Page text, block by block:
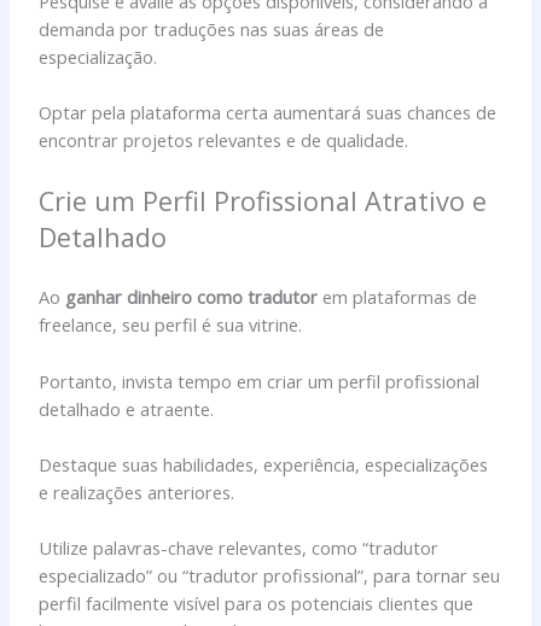
demanda por traduções nas suas áreas de
especialização.
Optar pela plataforma certa aumentará suas chances de
encontrar projetos relevantes e de qualidade.
Crie um Perfil Profissional Atrativo e
Detalhado
Ao ganhar dinheiro como tradutor em plataformas de
freelance, seu perfil é sua vitrine.
Portanto, invista tempo em criar um perfil profissional
detalhado e atraente.
Destaque suas habilidades, experiência, especializações
e realizações anteriores.
Utilize palavras-chave relevantes, como “tradutor
especializado” ou “tradutor profissional”, para tornar seu
perfil facilmente visível para os potenciais clientes que